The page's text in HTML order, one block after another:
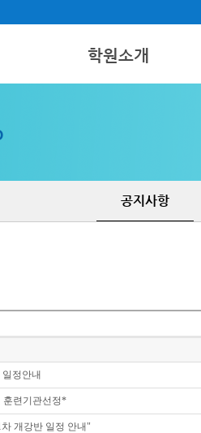
학원소개
공지사항
정안내
훈련기관선정*
개강반 일정 안내"